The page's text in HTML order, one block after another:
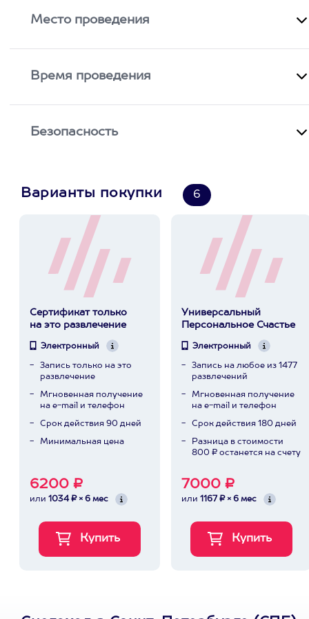
Место проведения
Время проведения
Безопасность
Варианты покупки 6
Сертификат только
на это развлечение
Электронный
Запись только на это
развлечение
Мгновенная получение
на e-mail и телефон
Срок действия 90 дней
Минимальная цена
6200 ₽
или 1034 ₽ × 6 мес
Универсальный
Персональное Счастье
Электронный
Запись на любое из 1477
развлечений
Мгновенная получение
на e-mail и телефон
Срок действия 180 дней
Разница в стоимости
800 ₽ останется на счету
7000 ₽
или 1167 ₽ × 6 мес